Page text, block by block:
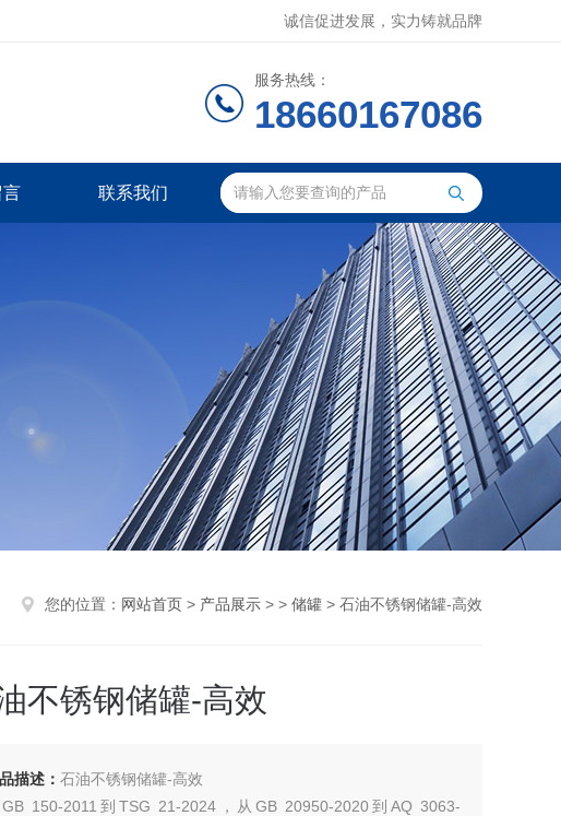
诚信促进发展，实力铸就品牌
服务热线：
18660167086
言 联系我们
您的位置： 网站首页 > 产品展示 > > 储罐 > 石油不锈钢储罐-高效
不锈钢储罐-高效
描述： 石油不锈钢储罐-高效
150-2011到TSG 21-2024，从GB 20950-2020到AQ 3063-